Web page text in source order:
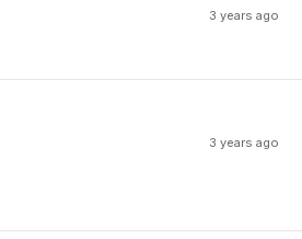
3 years ago
3 years ago